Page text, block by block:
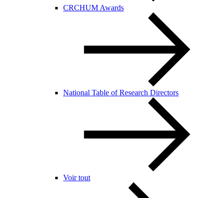
CRCHUM Awards
National Table of Research Directors
Voir tout